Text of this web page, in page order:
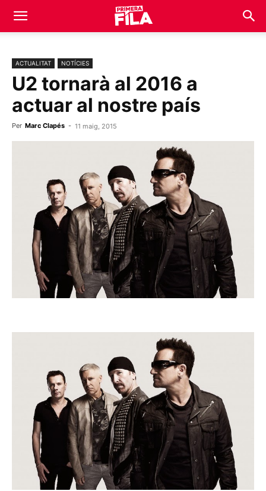
ACTUALITAT NOTÍCIES
U2 tornarà al 2016 a
actuar al nostre país
Per Marc Clapés - 11 maig, 2015